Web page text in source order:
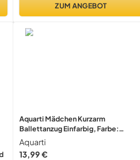
ZUM ANGEBOT
Aquarti Mädchen Kurzarm
Ballettanzug Einfarbig, Farbe:
Schwarz, Kinder Größe: 146
Aquarti
13,99 €